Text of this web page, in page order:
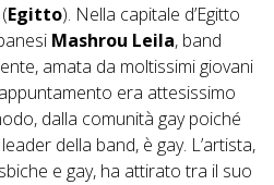
Egitto). Nella capitale d’Egitto
Mashrou Leila, band
amata da moltissimi giovani
era attesissimo
dalla comunità gay poiché
della band, è gay. L’artista,
e gay, ha attirato tra il suo